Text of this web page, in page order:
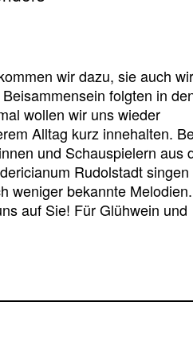
wir dazu, sie auch
folgten in
wollen wir uns wieder
Alltag kurz innehalten.
und Schauspielern aus
Rudolstadt
weniger bekannte
auf Sie! Für Glühwein und